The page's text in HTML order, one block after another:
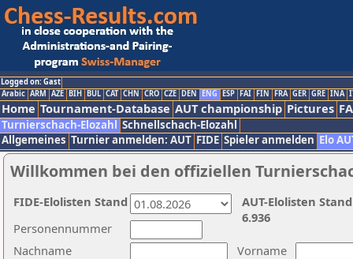
Logged on: Gast
Arabic ARM AZE BIH BUL CAT CHN CRO CZE DEN ENG ESP FAI FIN FRA GER GRE INA
Home Tournament-Database AUT championship Pictures
Turnierschach-Elozahl Schnellschach-Elozahl
Allgemeines Turnier anmelden: AUT FIDE Spieler anmelden Elo
Willkommen bei den offiziellen
Nachname
Vorname
Personennummer
AUT-Elolisten
6.936
FIDE-Elolisten Stand